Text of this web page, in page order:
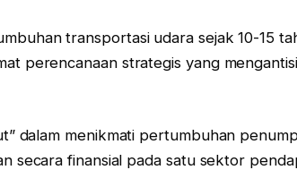
transportasi udara sejak 10-15
perencanaan strategis yang
dalam menikmati pertumbuhan
secara finansial pada satu sektor